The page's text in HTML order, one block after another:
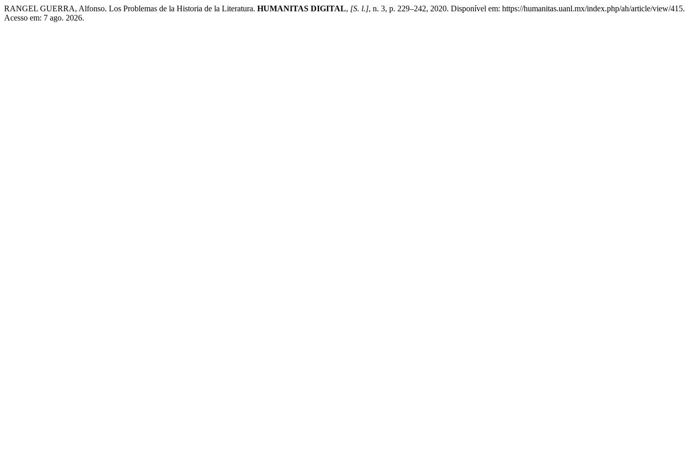
RANGEL GUERRA, Alfonso. Los Problemas de la Historia de la Literatura. HUMANITAS DIGITAL, [S. l.], n. 3, p. 229–242, 2020. Disponível em: https://humanitas.uanl.mx/index.php/ah/article/view/415.
Acesso em: 7 ago. 2026.